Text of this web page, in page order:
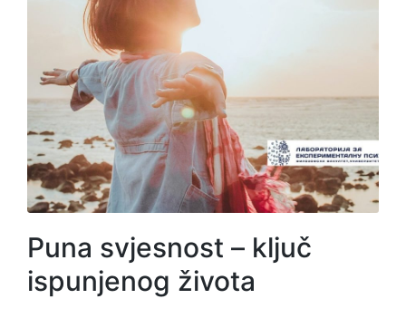
Puna svjesnost – ključ
ispunjenog života